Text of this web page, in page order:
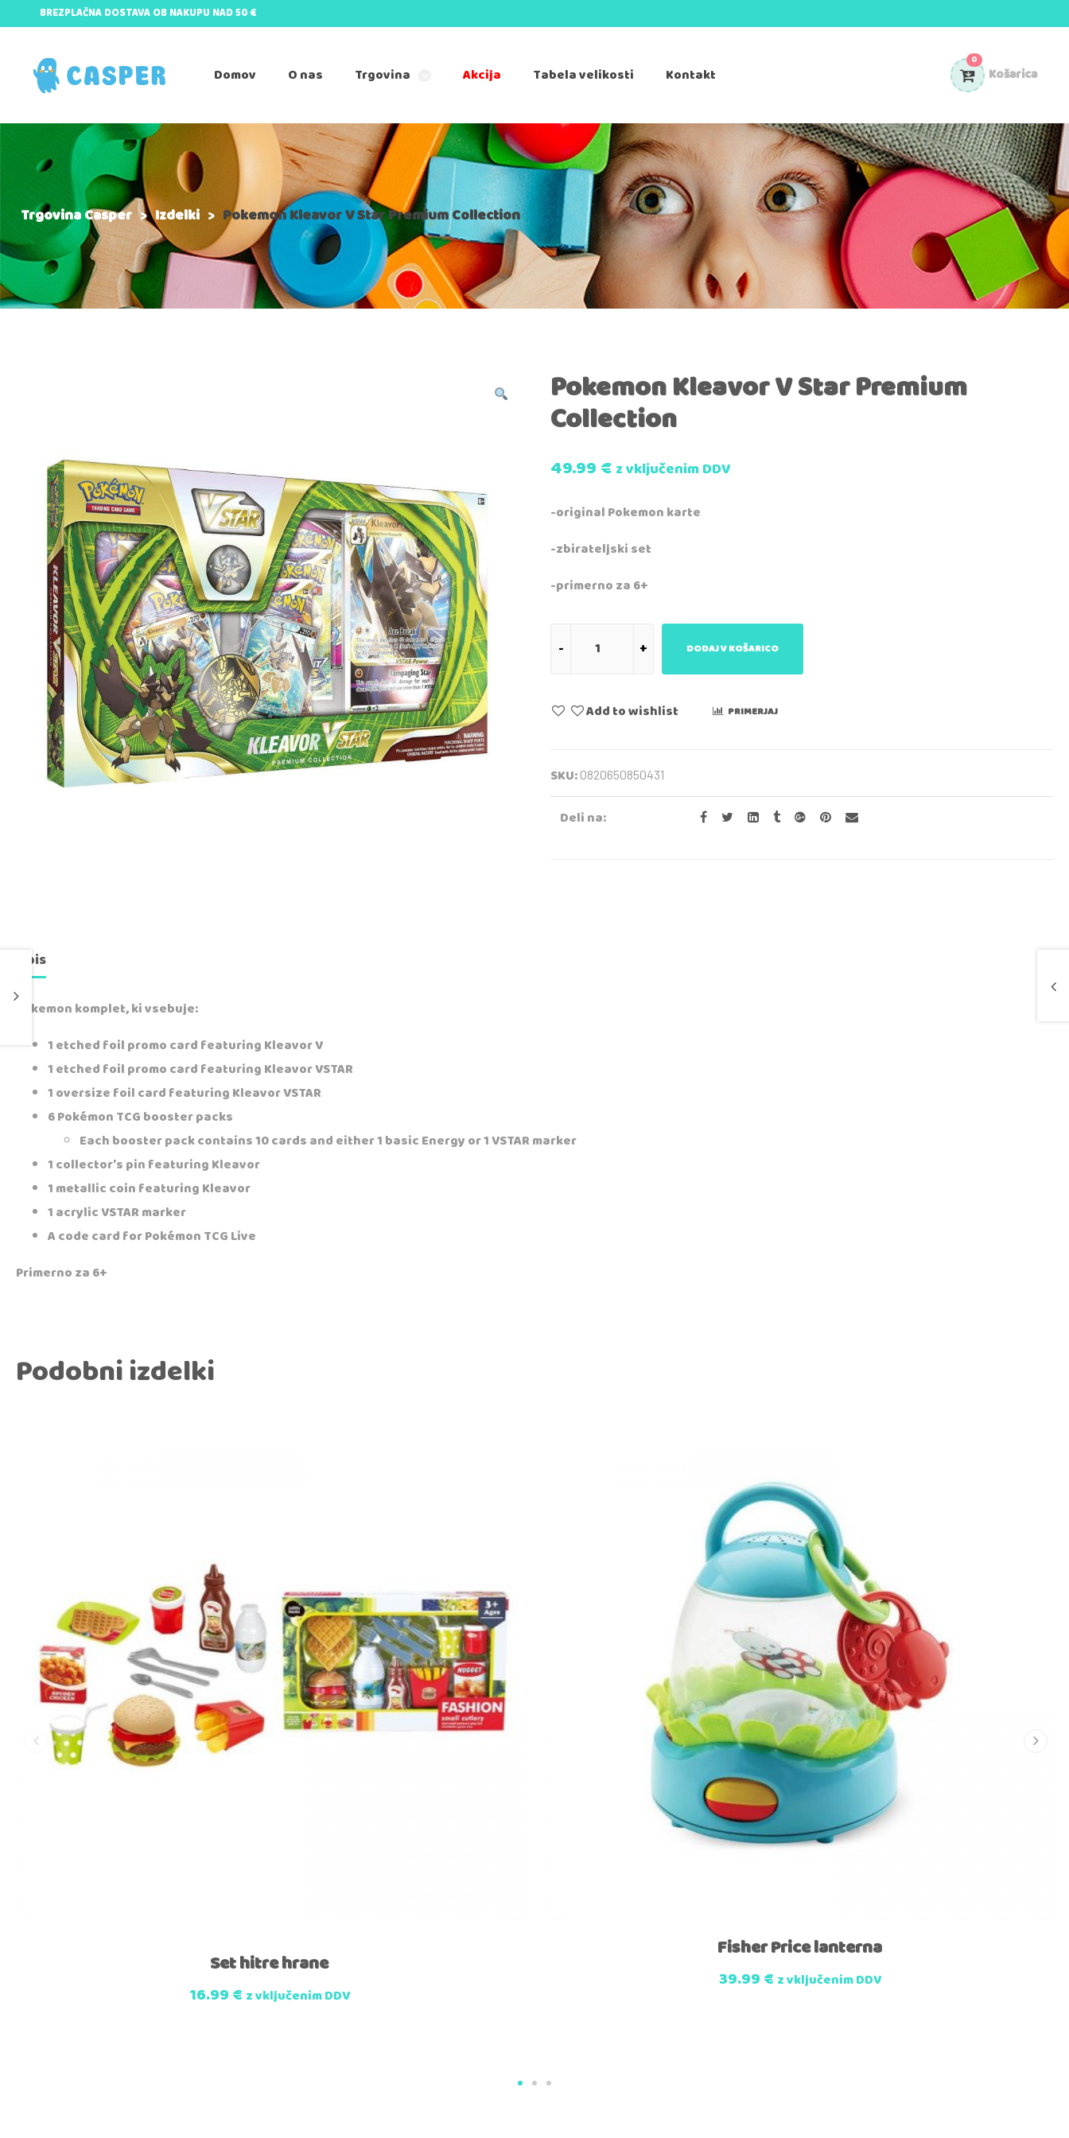
BREZPLAČNA DOSTAVA OB NAKUPU NAD 50 €
Domov O nas Trgovina Akcija Tabela velikosti Kontakt Košarica
0
Trgovina Casper >Izdelki > Pokemon Kleavor V Star Premium Collection
Pokemon Kleavor V Star Premium
Collection
49.99€z vključenim DDV
-original Pokemon karte
-zbirateljski set
-primerno za 6+
DODAJ V KOŠARICO
Add to wishlist PRIMERJAJ
SKU: 0820650850431
Deli na:
Opis
Pokemon komplet, ki vsebuje:
1 etched foil promo card featuring Kleavor V
1 etched foil promo card featuring Kleavor VSTAR
1 oversize foil card featuring Kleavor VSTAR
6 Pokémon TCG booster packs
Each booster pack contains 10 cards and either 1 basic Energy or 1 VSTAR marker
1 collector’s pin featuring Kleavor
1 metallic coin featuring Kleavor
1 acrylic VSTAR marker
A code card for Pokémon TCG Live
Primerno za 6+
Podobni izdelki
Set hitre hrane
16.99€ z vključenim DDV
Fisher Price lanterna
39.99€ z vključenim DDV